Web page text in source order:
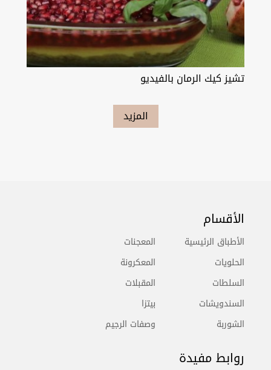
تشيز كيك الرمان بالفيديو
المزيد
الأقسام
الأطباق الرئيسية
الحلويات
السلطات
السندويشات
الشوربة
المعجنات
المعكرونة
المقبلات
بيتزا
وصفات الرجيم
روابط مفيدة